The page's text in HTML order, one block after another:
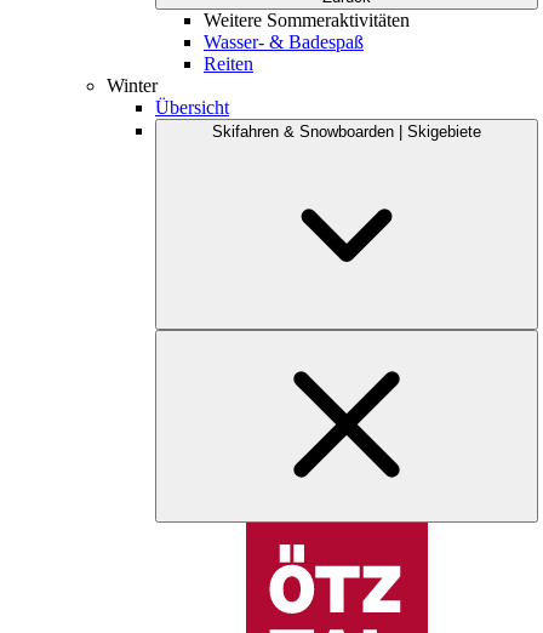
Weitere Sommeraktivitäten
Wasser- & Badespaß
Reiten
Winter
Übersicht
Skifahren & Snowboarden | Skigebiete